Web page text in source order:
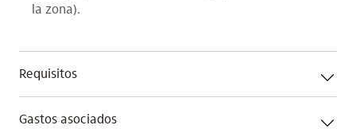
la zona).
Requisitos
Gastos asociados